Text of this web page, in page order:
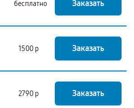
бесплатно Заказать
1500 р Заказать
2790 р Заказать